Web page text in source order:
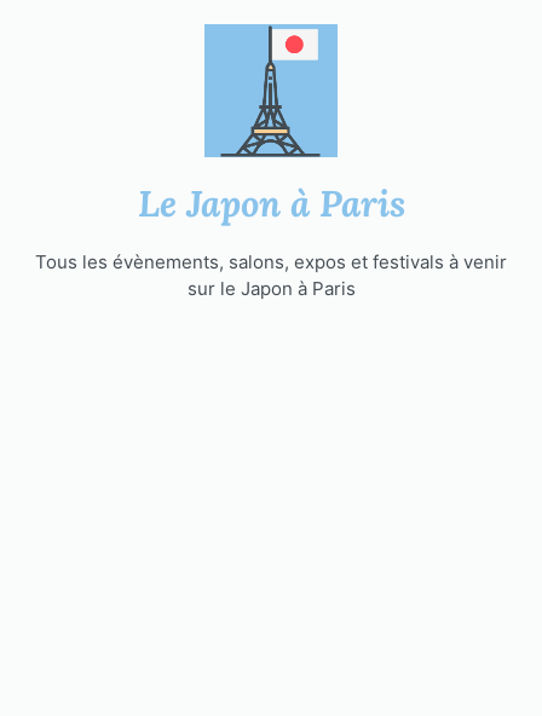
Le Japon à Paris
Tous les évènements, salons, expos et festivals à venir
sur le Japon à Paris